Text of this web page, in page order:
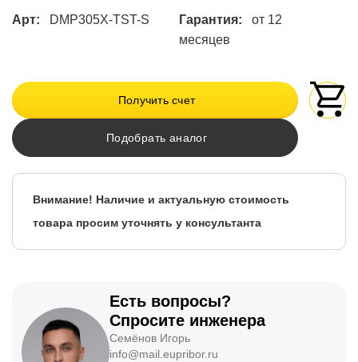
Арт: DMP305X-TST-S Гарантия:
от 12
месяцев
Получить счет
Подобрать аналог
Внимание! Наличие и актуальную стоимость
товара просим уточнять у консультанта
Есть вопросы?
Спросите инженера
Семёнов Игорь
info@mail.eupribor.ru